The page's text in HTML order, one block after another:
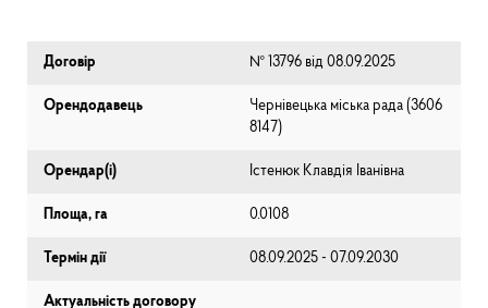
Договір № 13796 від 08.09.2025
Орендодавець
Чернівецька міська рада (⁨3606
8147⁩)
Орендар(і) Істенюк Клавдія Іванівна
Площа, га 0.0108
Термін дії 08.09.2025 - 07.09.2030
Актуальність договору